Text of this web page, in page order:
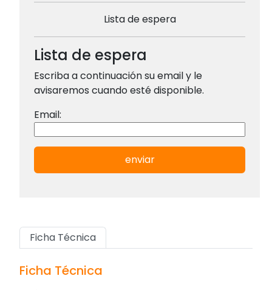
Lista de espera
Lista de espera
Escriba a continuación su email y le
avisaremos cuando esté disponible.
Email:
enviar
Ficha Técnica
Ficha Técnica